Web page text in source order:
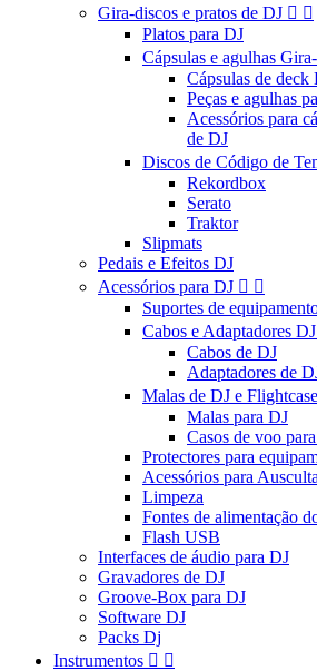
Gira-discos e pratos de DJ  
Platos para DJ
Cápsulas e agulhas
Cápsulas de deck
Peças e agulhas
Acessórios para
de DJ
Discos de Código de
Rekordbox
Serato
Traktor
Slipmats
Pedais e Efeitos DJ
Acessórios para DJ  
Suportes de
Cabos e Adaptadores DJ
Cabos de DJ
Adaptadores de
Malas de DJ e
Malas para DJ
Casos de voo
Protectores para
Acessórios para
Limpeza
Fontes de alimentação
Flash USB
Interfaces de áudio para DJ
Gravadores de DJ
Groove-Box para DJ
Software DJ
Packs Dj
Instrumentos  